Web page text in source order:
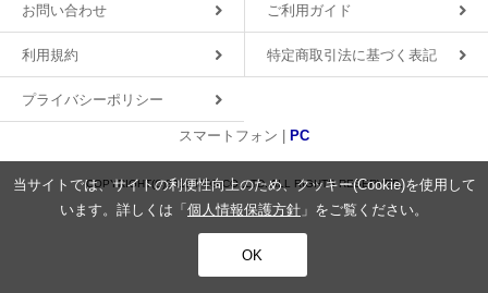
お問い合わせ ご利用ガイド
利用規約 特定商取引法に基づく表記
プライバシーポリシー
スマートフォン | PC
COPYRIGHT(C)2018 MDS CO.,LTD. ALL RIGHTS RESERVED.
当サイトでは、サイトの利便性向上のため、クッキー(Cookie)を使用して
います。詳しくは「 個人情報保護方針 」をご覧ください。
OK